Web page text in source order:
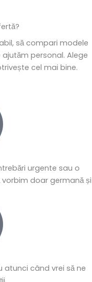
să compari modele
personal. Alege
cel mai bine.
urgente sau o
vorbim doar germană și
atunci când vrei să ne